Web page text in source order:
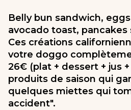
Belly bun sandwich,
avocado toast, pancakes
Ces créations
votre doggo
26€ (plat + dessert + jus
produits de saison qui
quelques miettes qui
accident".